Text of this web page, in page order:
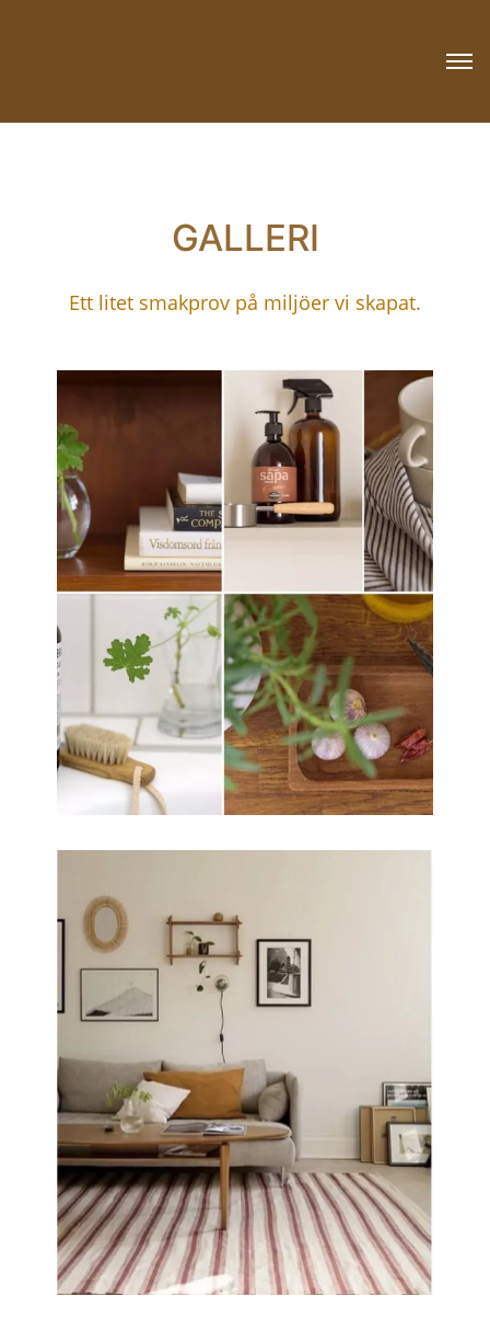
GALLERI
Ett litet smakprov på miljöer vi skapat.